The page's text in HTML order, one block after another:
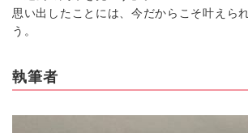
思い出したことには、今だからこそ叶えら
う。
執筆者